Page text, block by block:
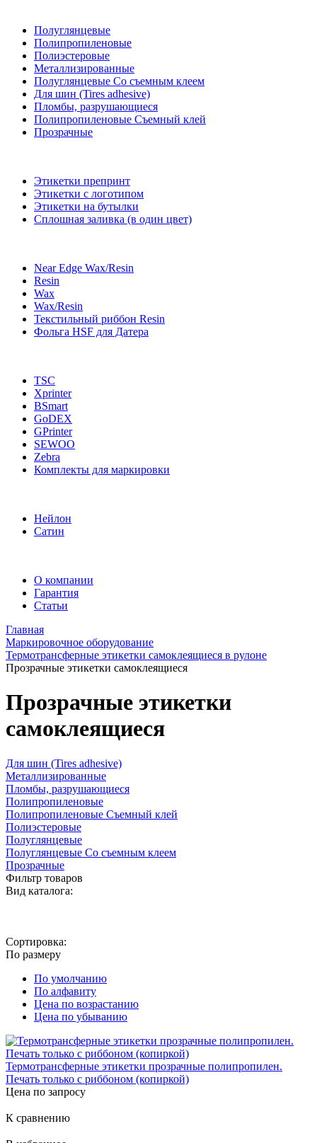
Полуглянцевые
Полипропиленовые
Полиэстеровые
Металлизированные
Полуглянцевые Со съемным клеем
Для шин (Tires adhesive)
Пломбы, разрушающиеся
Полипропиленовые Съемный клей
Прозрачные
Этикетки препринт
Этикетки с логотипом
Этикетки на бутылки
Сплошная заливка (в один цвет)
Near Edge Wax/Resin
Resin
Wax
Wax/Resin
Текстильный риббон Resin
Фольга HSF для Датера
TSC
Xprinter
BSmart
GoDEX
GPrinter
SEWOO
Zebra
Комплекты для маркировки
Нейлон
Сатин
О компании
Гарантия
Статьи
Главная
Маркировочное оборудование
Термотрансферные этикетки самоклеящиеся в рулоне
Прозрачные этикетки самоклеящиеся
Прозрачные этикетки
самоклеящиеся
Для шин (Tires adhesive)
Металлизированные
Пломбы, разрушающиеся
Полипропиленовые
Полипропиленовые Съемный клей
Полиэстеровые
Полуглянцевые
Полуглянцевые Со съемным клеем
Прозрачные
Фильтр товаров
Вид каталога:
Сортировка:
По размеру
По умолчанию
По алфавиту
Цена по возрастанию
Цена по убыванию
Термотрансферные этикетки прозрачные полипропилен.
Печать только с риббоном (копиркой)
Цена по запросу
К сравнению